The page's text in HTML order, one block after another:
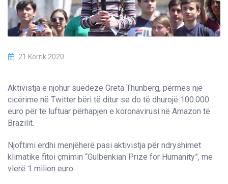
21 Korrik 2020
Aktivistja e njohur suedeze Greta Thunberg, përmes një
cicërime në Twitter bëri të ditur se do të dhurojë 100.000
euro për të luftuar përhapjen e koronavirusi në Amazon të
Brazilit.
Njoftimi erdhi menjëherë pasi aktivistja për ndryshimet
klimatike fitoi çmimin “Gulbenkian Prize for Humanity”, me
vlerë 1 milion euro.